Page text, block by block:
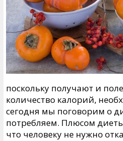
поскольку получают и
количество калорий,
сегодня мы поговорим о
потребляем. Плюсом
что человеку не нужно